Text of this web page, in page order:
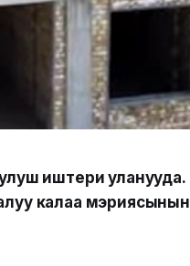
иштери уланууда.
калаа мэриясынын